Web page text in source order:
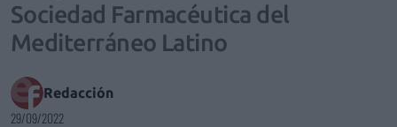
Sociedad Farmacéutica del
Mediterráneo Latino
Redacción
29/09/2022